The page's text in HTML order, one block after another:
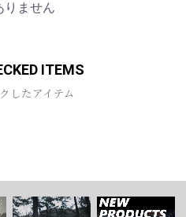
りません
ITEMS
したアイテム